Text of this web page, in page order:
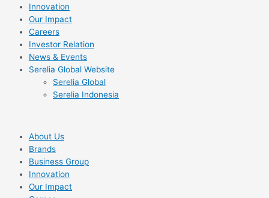
Innovation
Our Impact
Careers
Investor Relation
News & Events
Serelia Global Website
Serelia Global
Serelia Indonesia
About Us
Brands
Business Group
Innovation
Our Impact